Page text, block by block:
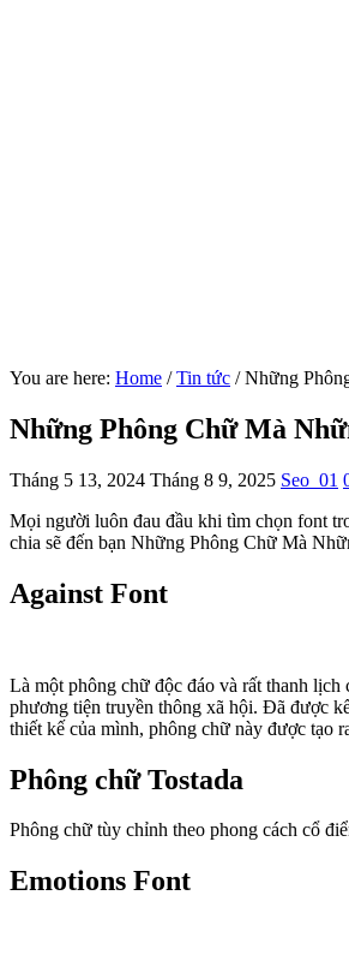
You are here: Home / Tin tức /Những
Những Phông Chữ Mà
Tháng 5 13, 2024 Tháng 8 9, 2025 Seo_01
Mọi người luôn đau đầu khi tìm chọn font
chia sẽ đến bạn Những Phông Chữ Mà
Against Font
Là một phông chữ độc đáo và rất thanh
phương tiện truyền thông xã hội. Đã được
thiết kế của mình, phông chữ này được tạo
Phông chữ Tostada
Phông chữ tùy chỉnh theo phong cách cổ
Emotions Font